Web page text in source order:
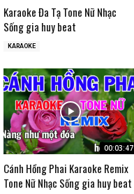
Karaoke Đa Tạ Tone Nữ Nhạc
Sống gia huy beat
KARAOKE
00:03:47
Cánh Hồng Phai Karaoke Remix
Tone Nữ Nhạc Sống gia huy beat